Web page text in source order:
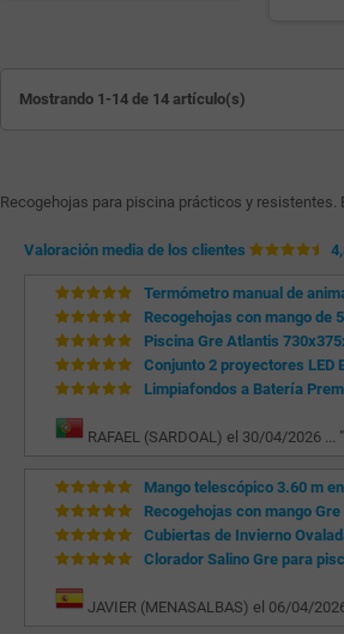
Mostrando 1-14 de 14 artículo(s)
Recogehojas para piscina prácticos y
Valoración media de los clientes
Termómetro manual de
Recogehojas con mango de
Piscina Gre Atlantis
Conjunto 2 proyectores LED
Limpiafondos a Batería
RAFAEL (SARDOAL) el 30/04/2026 ... "
Mango telescópico 3.60 m
Recogehojas con mango Gre
Cubiertas de Invierno
Clorador Salino Gre para
JAVIER (MENASALBAS) el 06/04/